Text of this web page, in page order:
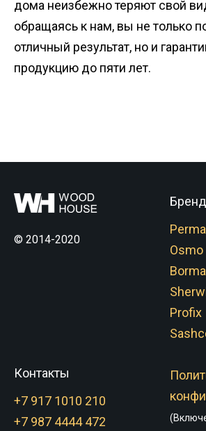
дома неизбежно теряют свой
обращаясь к нам, вы не только
отличный результат, но и
продукцию до пяти лет.
© 2014-2020
Osmo
Profix
Контакты
+7 917 1010 210
+7 987 4444 472